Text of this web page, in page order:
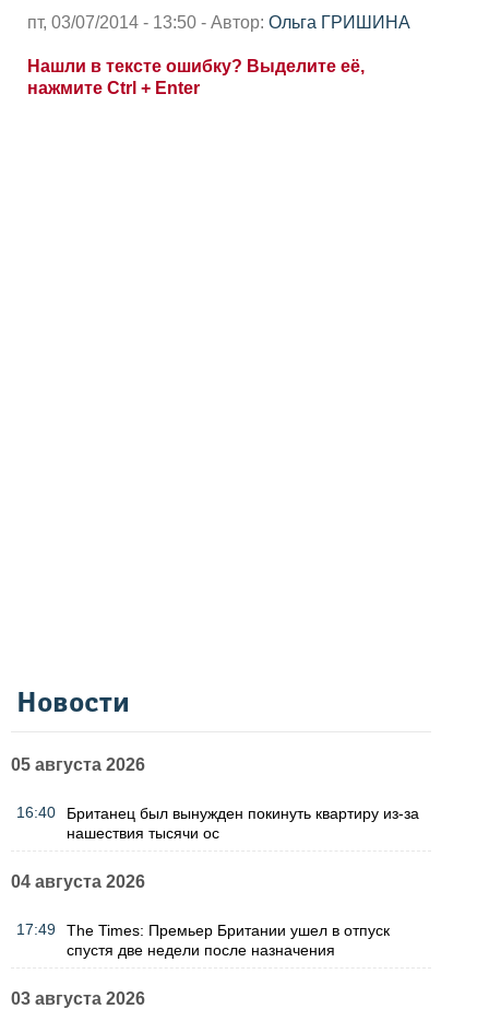
пт, 03/07/2014 - 13:50 - Автор: Ольга ГРИШИНА
Нашли в тексте ошибку? Выделите её,
нажмите Ctrl + Enter
Новости
05 августа 2026
16:40
Британец был вынужден покинуть квартиру из-за
нашествия тысячи ос
04 августа 2026
17:49
The Times: Премьер Британии ушел в отпуск
спустя две недели после назначения
03 августа 2026